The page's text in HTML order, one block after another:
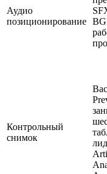
Аудио
позиционирование
Контрольный
снимок